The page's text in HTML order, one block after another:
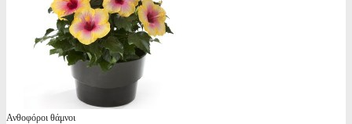
Ανθοφόροι θάμνοι